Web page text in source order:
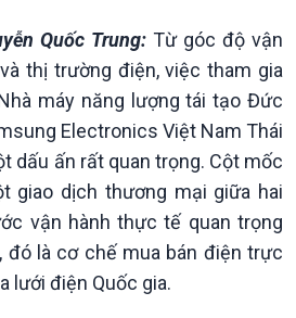
Thế giới
Tin thế giới
Vấn đề quốc tế
Hồ sơ sự kiện quốc tế
Quốc Trung: Từ góc độ vận
thị trường điện, việc tham gia
máy năng lượng tái tạo Đức
Electronics Việt Nam Thái
dấu ấn rất quan trọng. Cột mốc
giao dịch thương mại giữa hai
vận hành thực tế quan trọng
đó là cơ chế mua bán điện trực
lưới điện Quốc gia.